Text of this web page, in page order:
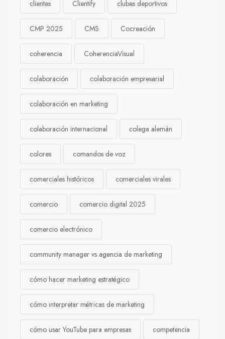
clientes Clientify clubes deportivos
CMP 2025 CMS Cocreación
coherencia CoherenciaVisual
colaboración colaboración empresarial
colaboración en marketing
colaboración internacional colega alemán
colores comandos de voz
comerciales históricos comerciales virales
comercio comercio digital 2025
comercio electrónico
community manager vs agencia de marketing
cómo hacer marketing estratégico
cómo interpretar métricas de marketing
cómo usar YouTube para empresas competencia